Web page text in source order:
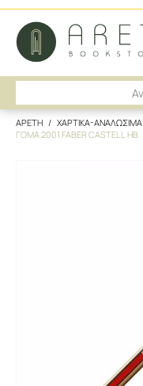
ΑΡΕΤΗ ΧΑΡΤΙΚΑ-ΑΝΑΛΩΣΙΜΑ
ΓΟΜΑ 2001 FABER CASTELL ΗΒ